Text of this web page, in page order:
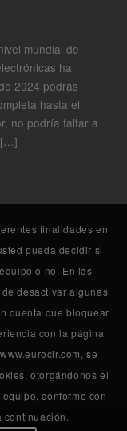
mundial de
ha
2024 podrás
hasta el
no podría faltar a
[…]
finalidades en
pueda decidir si
o no. En las
desactivar algunas
cuenta que bloquear
con la página
se
otorgándonos el
conforme con
continuación.